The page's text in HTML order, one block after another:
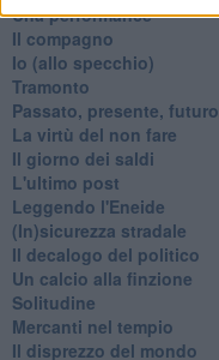
Una performance
Il compagno
​Io (allo specchio)
Tramonto
Passato, presente, futuro
La virtù del non fare
Il giorno dei saldi
L'ultimo post
Leggendo l'Eneide
​(In)sicurezza stradale
Il decalogo del politico
Un calcio alla finzione
Solitudine
Mercanti nel tempio
Il disprezzo del mondo